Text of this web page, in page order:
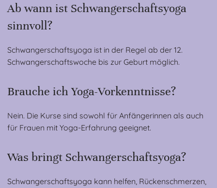
Ab wann ist Schwangerschaftsyoga
sinnvoll?
Schwangerschaftsyoga ist in der Regel ab der 12.
Schwangerschaftswoche bis zur Geburt möglich.
Brauche ich Yoga-Vorkenntnisse?
Nein. Die Kurse sind sowohl für Anfängerinnen als auch
für Frauen mit Yoga-Erfahrung geeignet.
Was bringt Schwangerschaftsyoga?
Schwangerschaftsyoga kann helfen, Rückenschmerzen,